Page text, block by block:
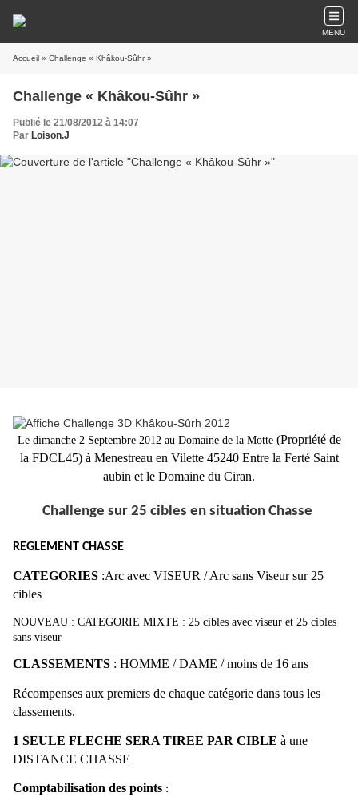
MENU
Accueil » Challenge « Khâkou-Sûhr »
Challenge « Khâkou-Sûhr »
Publié le 21/08/2012 à 14:07
Par Loison.J
Le dimanche 2 Septembre 2012 au Domaine de la Motte (Propriété de
la FDCL45) à Menestreau en Vilette 45240 Entre la Ferté Saint
aubin et le Domaine du Ciran.
Challenge sur 25 cibles en situation Chasse
REGLEMENT CHASSE
CATEGORIES :Arc avec VISEUR / Arc sans Viseur sur 25
cibles
NOUVEAU : CATEGORIE MIXTE : 25 cibles avec viseur et 25 cibles
sans viseur
CLASSEMENTS : HOMME / DAME / moins de 16 ans
Récompenses aux premiers de chaque catégorie dans tous les
classements.
1 SEULE FLECHE SERA TIREE PAR CIBLE à une
DISTANCE CHASSE
Comptabilisation des points :